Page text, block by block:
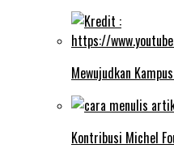
Mewujudkan
Kontribusi Michel